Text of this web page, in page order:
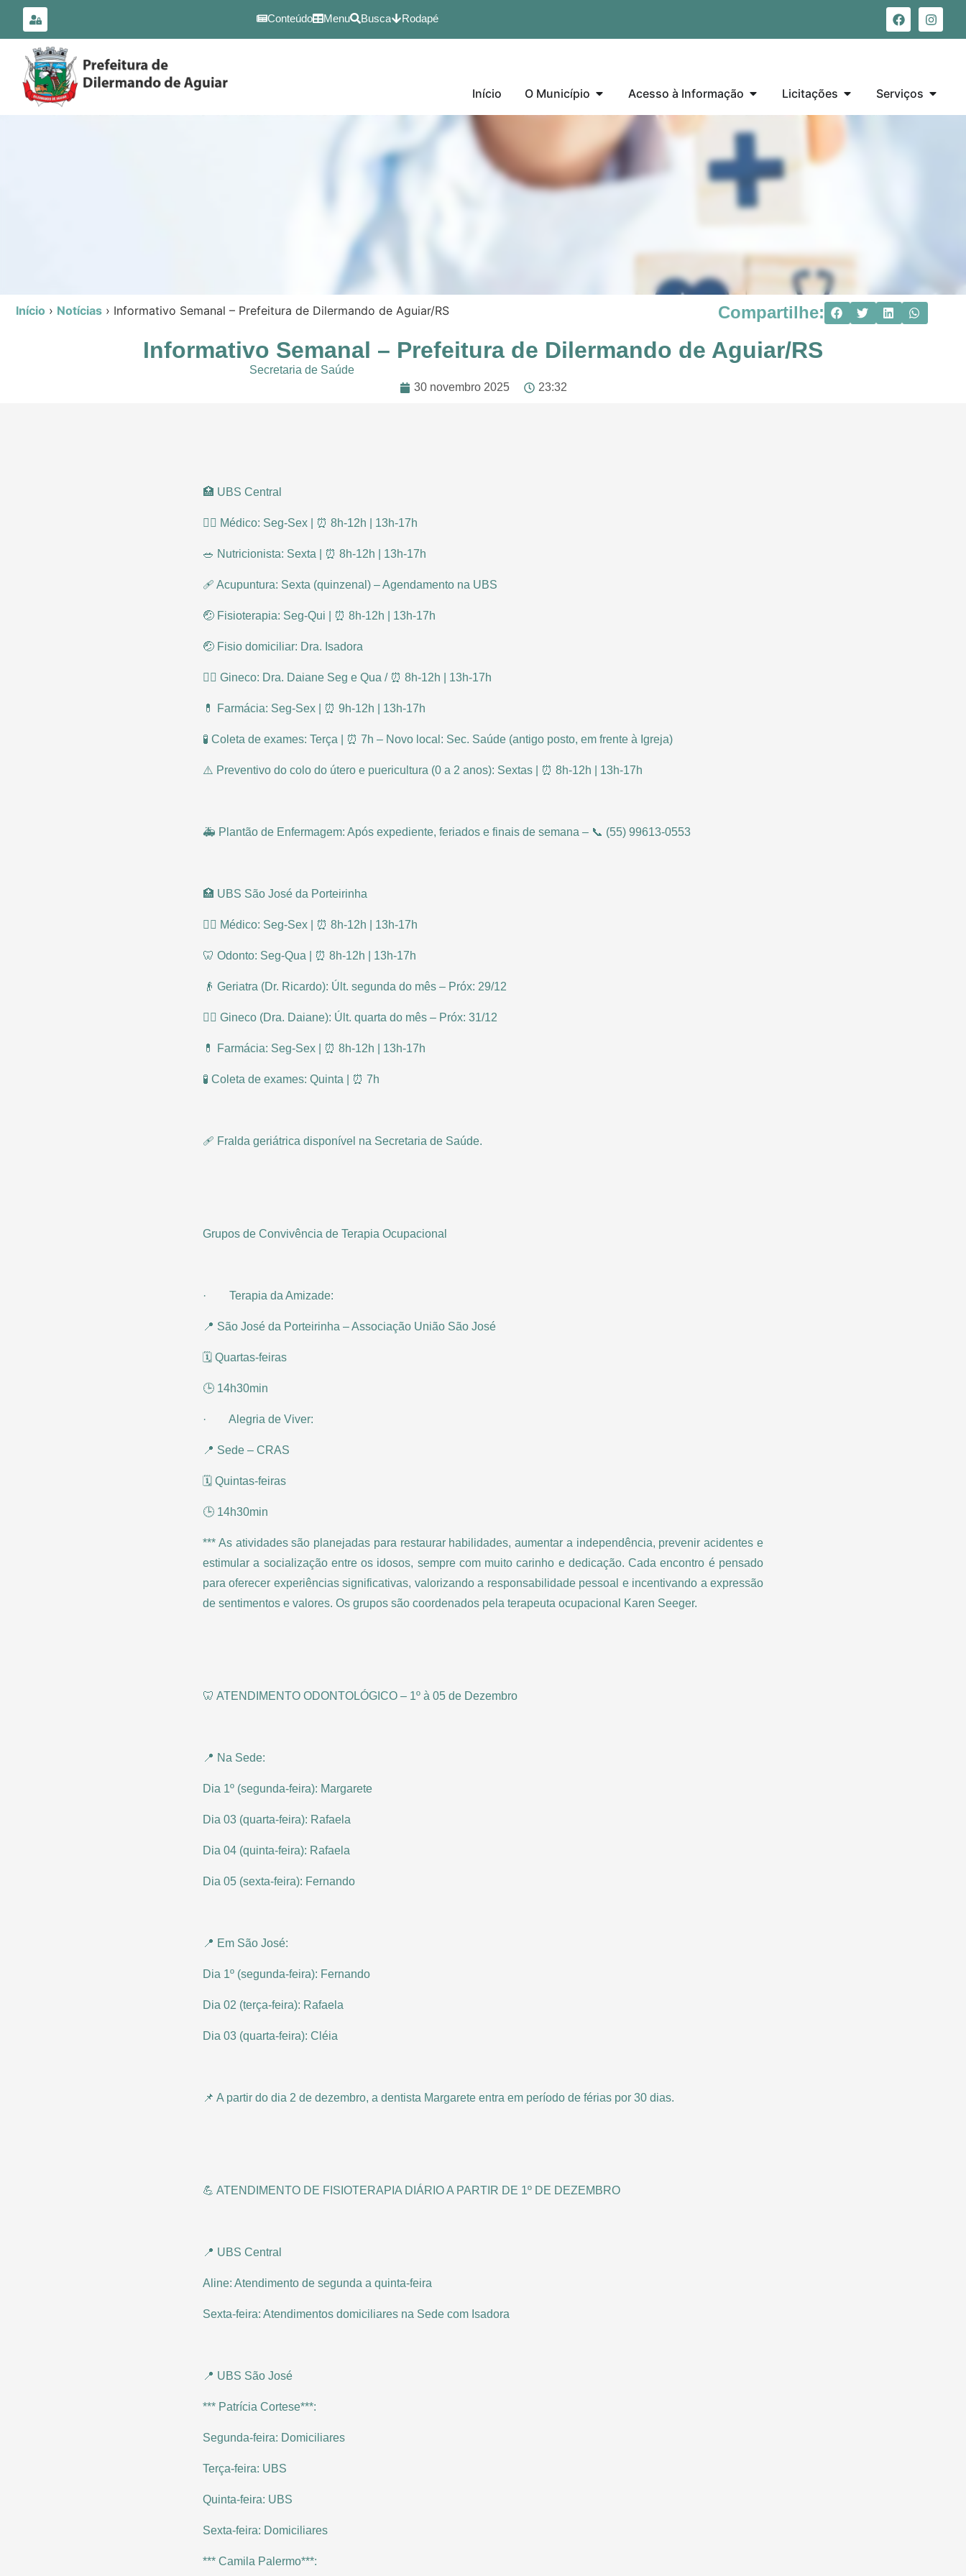
conteúdo
Conteúdo Menu Busca Rodapé
Início O Município Acesso à Informação Licitações Serviços
Início › Notícias › Informativo Semanal – Prefeitura de Dilermando de Aguiar/RS Compartilhe:
Informativo Semanal – Prefeitura de Dilermando de Aguiar/RS
Secretaria de Saúde
30 novembro 2025
23:32
🏥 UBS Central
👨‍⚕ Médico: Seg-Sex | ⏰ 8h-12h | 13h-17h
🥗 Nutricionista: Sexta | ⏰ 8h-12h | 13h-17h
🩹 Acupuntura: Sexta (quinzenal) – Agendamento na UBS
🤕 Fisioterapia: Seg-Qui | ⏰ 8h-12h | 13h-17h
🤕 Fisio domiciliar: Dra. Isadora
👩‍⚕ Gineco: Dra. Daiane Seg e Qua / ⏰ 8h-12h | 13h-17h
💊 Farmácia: Seg-Sex | ⏰ 9h-12h | 13h-17h
🧪 Coleta de exames: Terça | ⏰ 7h – Novo local: Sec. Saúde (antigo posto, em frente à Igreja)
⚠️ Preventivo do colo do útero e puericultura (0 a 2 anos): Sextas | ⏰ 8h-12h | 13h-17h
🚑 Plantão de Enfermagem: Após expediente, feriados e finais de semana – 📞 (55) 99613-0553
🏥 UBS São José da Porteirinha
👨‍⚕ Médico: Seg-Sex | ⏰ 8h-12h | 13h-17h
🦷 Odonto: Seg-Qua | ⏰ 8h-12h | 13h-17h
👴 Geriatra (Dr. Ricardo): Últ. segunda do mês – Próx: 29/12
👩‍⚕ Gineco (Dra. Daiane): Últ. quarta do mês – Próx: 31/12
💊 Farmácia: Seg-Sex | ⏰ 8h-12h | 13h-17h
🧪 Coleta de exames: Quinta | ⏰ 7h
🩹 Fralda geriátrica disponível na Secretaria de Saúde.
Grupos de Convivência de Terapia Ocupacional
· Terapia da Amizade:
📍 São José da Porteirinha – Associação União São José
🗓️ Quartas-feiras
🕒 14h30min
· Alegria de Viver:
📍 Sede – CRAS
🗓️ Quintas-feiras
🕒 14h30min
*** As atividades são planejadas para restaurar habilidades, aumentar a independência, prevenir acidentes e
estimular a socialização entre os idosos, sempre com muito carinho e dedicação. Cada encontro é pensado
para oferecer experiências significativas, valorizando a responsabilidade pessoal e incentivando a expressão
de sentimentos e valores. Os grupos são coordenados pela terapeuta ocupacional Karen Seeger.
🦷 ATENDIMENTO ODONTOLÓGICO – 1º à 05 de Dezembro
📍 Na Sede:
Dia 1º (segunda-feira): Margarete
Dia 03 (quarta-feira): Rafaela
Dia 04 (quinta-feira): Rafaela
Dia 05 (sexta-feira): Fernando
📍 Em São José:
Dia 1º (segunda-feira): Fernando
Dia 02 (terça-feira): Rafaela
Dia 03 (quarta-feira): Cléia
📌 A partir do dia 2 de dezembro, a dentista Margarete entra em período de férias por 30 dias.
💪 ATENDIMENTO DE FISIOTERAPIA DIÁRIO A PARTIR DE 1º DE DEZEMBRO
📍 UBS Central
Aline: Atendimento de segunda a quinta-feira
Sexta-feira: Atendimentos domiciliares na Sede com Isadora
📍 UBS São José
*** Patrícia Cortese***:
Segunda-feira: Domiciliares
Terça-feira: UBS
Quinta-feira: UBS
Sexta-feira: Domiciliares
*** Camila Palermo***: